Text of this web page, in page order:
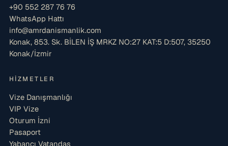
+90 552 287 76 76
WhatsApp Hattı
info@amrdanismanlik.com
Konak, 853. Sk. BİLEN İŞ MRKZ NO:27 KAT:5 D:507, 35250
Konak/İzmir
HIZMETLER
Vize Danışmanlığı
VIP Vize
Oturum İzni
Pasaport
Yabancı Vatandaş